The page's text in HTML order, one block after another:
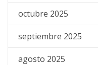
octubre 2025
septiembre 2025
agosto 2025